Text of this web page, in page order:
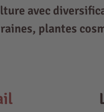
avec
plantes